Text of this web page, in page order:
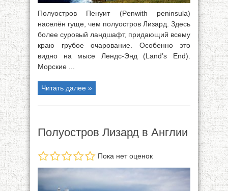
Полуостров Пенуит (Penwith peninsula)
населён гуще, чем полуостров Лизард. Здесь
более суровый ландшафт, придающий всему
краю грубое очарование. Особенно это
видно на мысе Лендс-Энд (Land’s End).
Морские ...
Читать далее »
Полуостров Лизард в Англии
Пока нет оценок